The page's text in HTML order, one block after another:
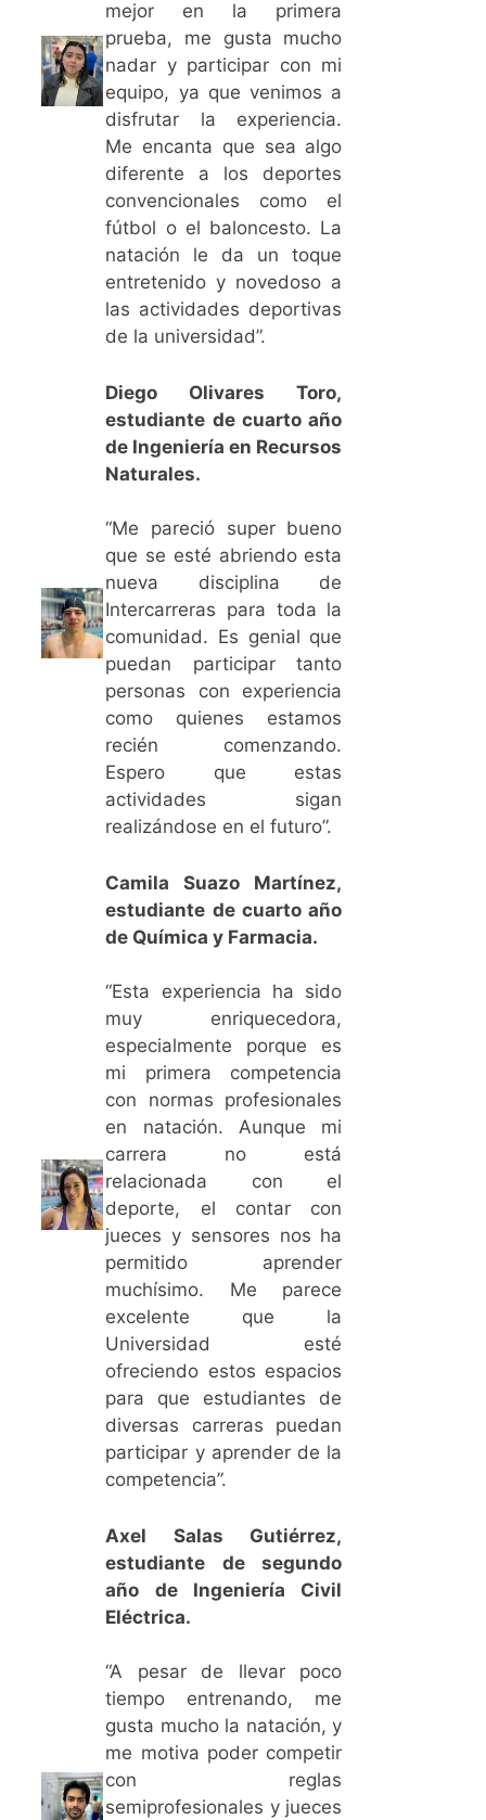
mejor en la primera
prueba, me gusta mucho
nadar y participar con mi
equipo, ya que venimos a
disfrutar la experiencia.
Me encanta que sea algo
diferente a los deportes
convencionales como el
fútbol o el baloncesto. La
natación le da un toque
entretenido y novedoso a
las actividades deportivas
de la universidad”.
Diego Olivares Toro,
estudiante de cuarto año
de Ingeniería en Recursos
Naturales.
“Me pareció super bueno
que se esté abriendo esta
nueva disciplina de
Intercarreras para toda la
comunidad. Es genial que
puedan participar tanto
personas con experiencia
como quienes estamos
recién comenzando.
Espero que estas
actividades sigan
realizándose en el futuro”.
Camila Suazo Martínez,
estudiante de cuarto año
de Química y Farmacia.
“Esta experiencia ha sido
muy enriquecedora,
especialmente porque es
mi primera competencia
con normas profesionales
en natación. Aunque mi
carrera no está
relacionada con el
deporte, el contar con
jueces y sensores nos ha
permitido aprender
muchísimo. Me parece
excelente que la
Universidad esté
ofreciendo estos espacios
para que estudiantes de
diversas carreras puedan
participar y aprender de la
competencia”.
Axel Salas Gutiérrez,
estudiante de segundo
año de Ingeniería Civil
Eléctrica.
“A pesar de llevar poco
tiempo entrenando, me
gusta mucho la natación, y
me motiva poder competir
con reglas
semiprofesionales y jueces